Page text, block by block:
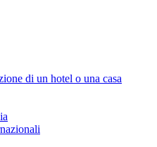
di un hotel o una casa